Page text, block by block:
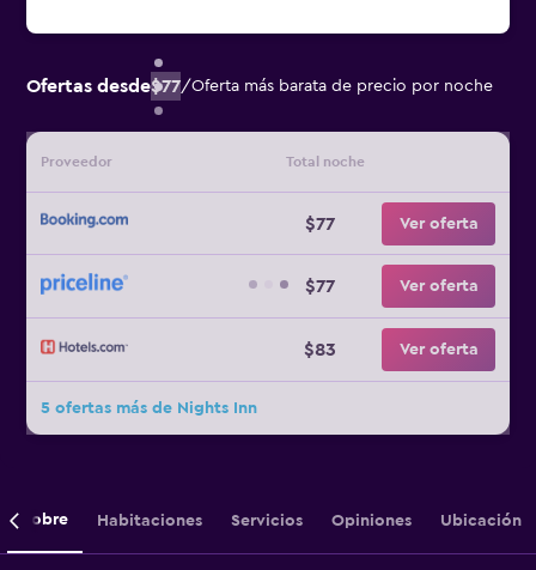
Ofertas desde$77/Oferta más barata de precio por noche
Proveedor Total noche
$77 Ver oferta
$77 Ver oferta
$83 Ver oferta
5 ofertas más de Nights Inn
Sobre Habitaciones Servicios Opiniones Ubicación